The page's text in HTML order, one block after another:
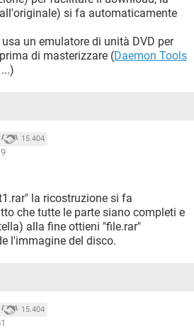
si fa automaticamente
un emulatore di unità DVD per
di masterizzare (Daemon Tools
15.404
la ricostruzione si fa
che tutte le parte siano completi e
alla fine ottieni "file.rar"
l'immagine del disco.
15.404